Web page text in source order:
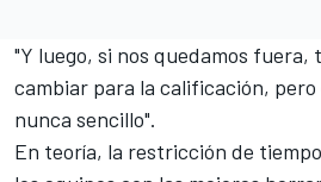
"Y luego, si nos quedamos fuera,
cambiar para la calificación, pero
nunca sencillo".
En teoría, la restricción de